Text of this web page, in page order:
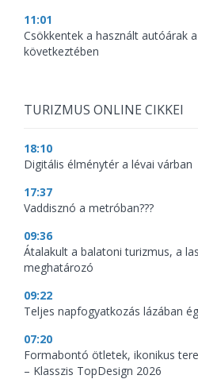
11:01
Csökkentek a használt autóárak
következtében
TURIZMUS ONLINE CIKKEI
18:10
Digitális élménytér a lévai várban
17:37
Vaddisznó a metróban???
09:36
Átalakult a balatoni turizmus, a
meghatározó
09:22
Teljes napfogyatkozás lázában
07:20
Formabontó ötletek, ikonikus
– Klasszis TopDesign 2026